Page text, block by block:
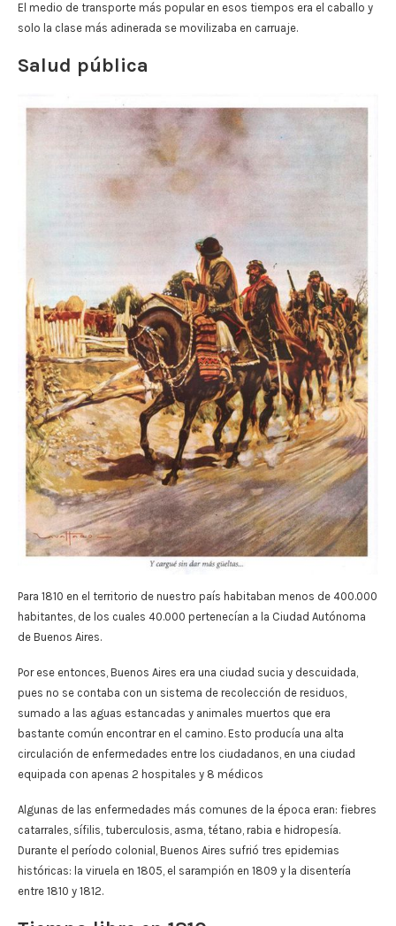
El medio de transporte más popular en esos tiempos era el caballo y
solo la clase más adinerada se movilizaba en carruaje.
Salud pública
Para 1810 en el territorio de nuestro país habitaban menos de 400.000
habitantes, de los cuales 40.000 pertenecían a la Ciudad Autónoma
de Buenos Aires.
Por ese entonces, Buenos Aires era una ciudad sucia y descuidada,
pues no se contaba con un sistema de recolección de residuos,
sumado a las aguas estancadas y animales muertos que era
bastante común encontrar en el camino. Esto producía una alta
circulación de enfermedades entre los ciudadanos, en una ciudad
equipada con apenas 2 hospitales y 8 médicos
Algunas de las enfermedades más comunes de la época eran: fiebres
catarrales, sífilis, tuberculosis, asma, tétano, rabia e hidropesía.
Durante el período colonial, Buenos Aires sufrió tres epidemias
históricas: la viruela en 1805, el sarampión en 1809 y la disentería
entre 1810 y 1812.